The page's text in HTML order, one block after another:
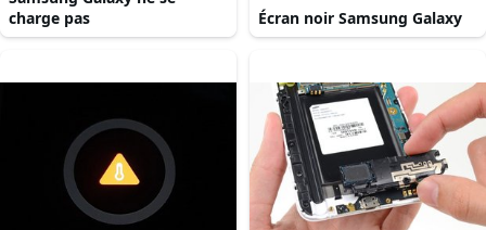
charge pas
Écran noir Samsung Galaxy